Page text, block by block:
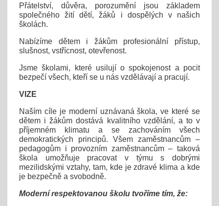
Přátelství, důvěra, porozumění jsou základem
společného žití dětí, žáků i dospělých v našich
školách.
Nabízíme dětem i žákům profesionální přístup,
slušnost, vstřícnost, otevřenost.
Jsme školami, které usilují o spokojenost a pocit
bezpečí všech, kteří se u nás vzdělávají a pracují.
VIZE
Naším cíle je moderní uznávaná škola, ve které se
dětem i žákům dostává kvalitního vzdělání, a to v
příjemném klimatu a se zachováním všech
demokratických principů. Všem zaměstnancům –
pedagogům i provozním zaměstnancům – taková
škola umožňuje pracovat v týmu s dobrými
mezilidskými vztahy, tam, kde je zdravé klima a kde
je bezpečně a svobodně.
Moderní respektovanou školu tvoříme tím, že: